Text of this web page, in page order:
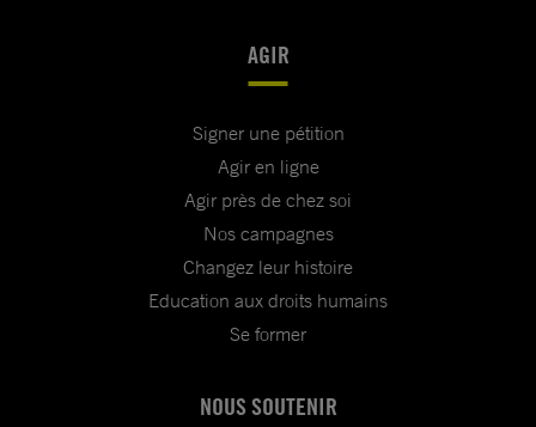
AGIR
Signer une pétition
Agir en ligne
Agir près de chez soi
Nos campagnes
Changez leur histoire
Education aux droits humains
Se former
NOUS SOUTENIR